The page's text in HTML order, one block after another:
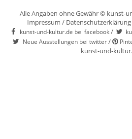
Alle Angaben ohne Gewähr © kunst-
Impressum / Datenschutzerklärung
kunst-und-kultur.de bei facebook/
Neue Ausstellungen bei twitter/
kunst-und-